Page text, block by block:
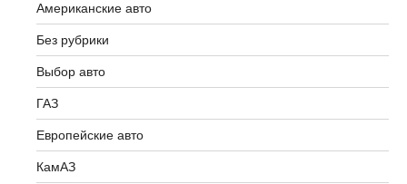
Американские авто
Без рубрики
Выбор авто
ГАЗ
Европейские авто
КамАЗ